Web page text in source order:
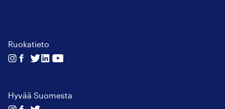
Ruokatieto
Seuraa
Seuraa
Seuraa
SeuraaSeuraa
Hyvää Suomesta